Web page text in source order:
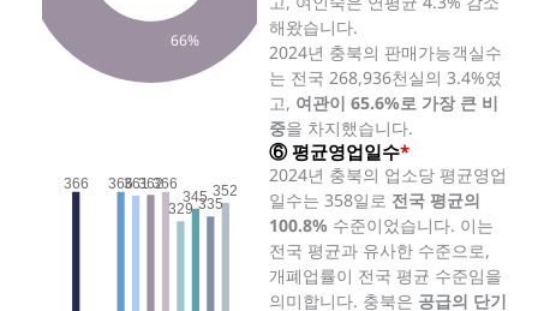
66%
해왔습니다.
2024년 충북의 판매가능객실수
는 전국 268,936천실의 3.4%였
고, 여관이 65.6%로 가장 큰 비
중을 차지했습니다.
366 366361362366
329
345335
352
⑥ 평균영업일수*
2024년 충북의 업소당 평균영업
일수는 358일로 전국 평균의
100.8% 수준이었습니다. 이는
전국 평균과 유사한 수준으로,
개폐업률이 전국 평균 수준임을
의미합니다. 충북은 공급의 단기